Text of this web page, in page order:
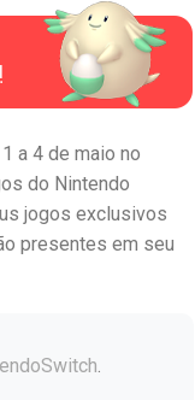
a 4 de maio no
do Nintendo
jogos exclusivos
presentes em seu
.